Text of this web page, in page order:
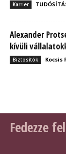
Karrier
Alexander
kívüli
Biztosítók Kocsis
Fedezze